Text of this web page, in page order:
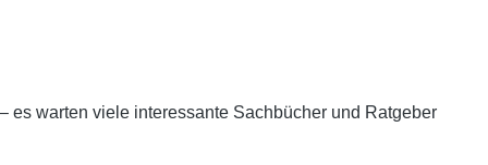
es warten viele interessante Sachbücher und Ratgeber